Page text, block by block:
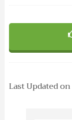
Last Updated on